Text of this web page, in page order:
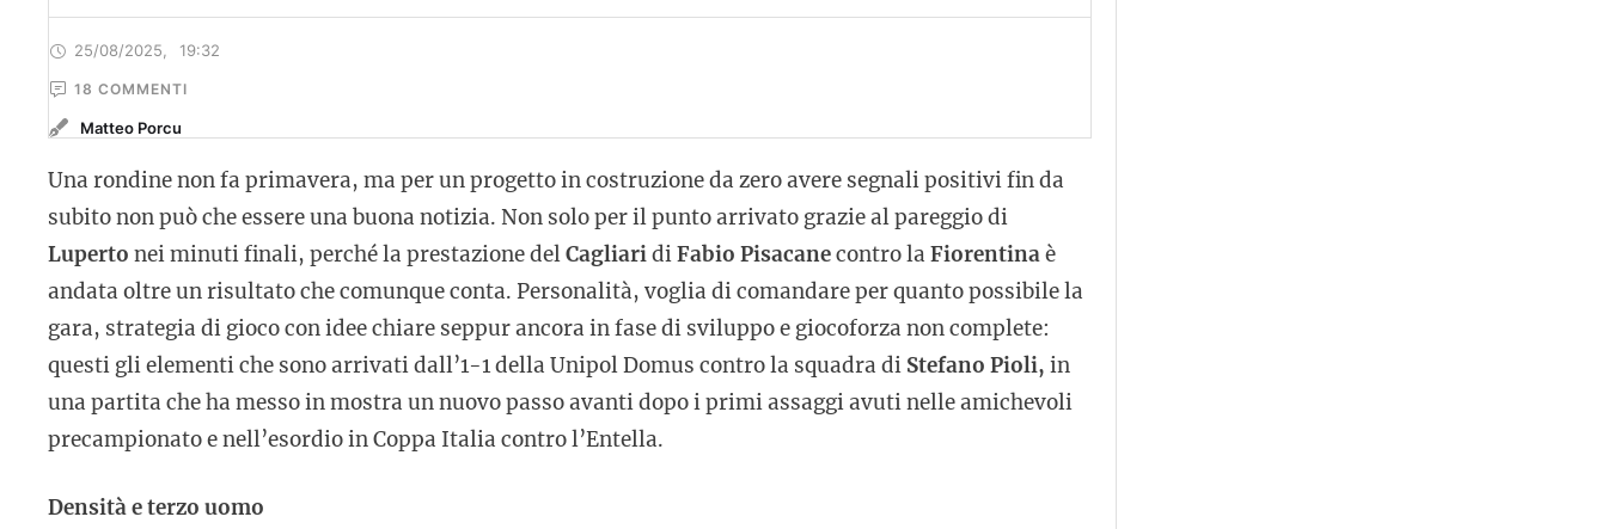
25/08/2025, 19:32
18 COMMENTI
Matteo Porcu
Una rondine non fa primavera, ma per un progetto in costruzione da zero avere segnali positivi fin da
subito non può che essere una buona notizia. Non solo per il punto arrivato grazie al pareggio di
Luperto nei minuti finali, perché la prestazione delCagliaridiFabio Pisacanecontro la Fiorentinaè
andata oltre un risultato che comunque conta. Personalità, voglia di comandare per quanto possibile la
gara, strategia di gioco con idee chiare seppur ancora in fase di sviluppo e giocoforza non complete:
questi gli elementi che sono arrivati dall’1-1 della Unipol Domus contro la squadra di Stefano Pioli, in
una partita che ha messo in mostra un nuovo passo avanti dopo i primi assaggi avuti nelle amichevoli
precampionato e nell’esordio in Coppa Italia contro l’Entella.
Densità e terzo uomo